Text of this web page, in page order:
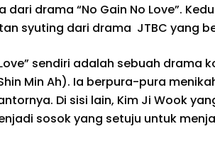
dari drama “No Gain No Love”.
syuting dari drama JTBC yang
sendiri adalah sebuah drama
Min Ah). Ia berpura-pura
Di sisi lain, Kim Ji Wook
sosok yang setuju untuk